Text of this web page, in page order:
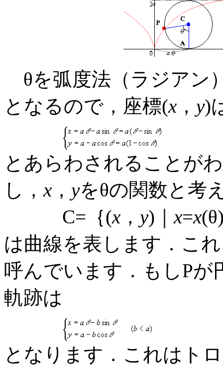
θを弧度法（ラジアン
となるので，座標(x ， y)
とあらわされることが
し，x ， yをθの関数と考
C=｛(x ， y)｜x=x
は曲線を表します．こ
呼んでいます．もしPが
軌跡は
となります．これはト